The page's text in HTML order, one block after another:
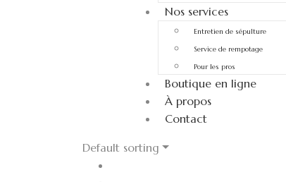
Nos services
Entretien de sépulture
Service de rempotage
Pour les pros
Boutique en ligne
À propos
Contact
Default sorting